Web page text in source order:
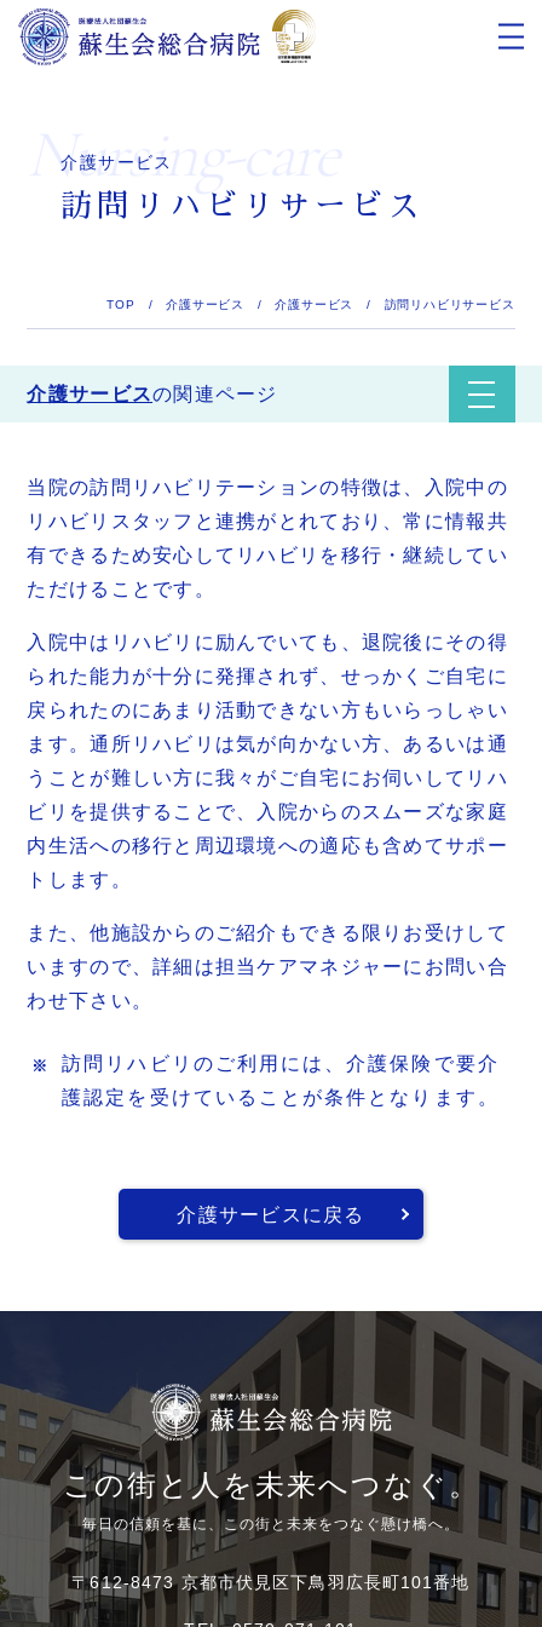
nursing-care
介護サービス
訪問リハビリサービス
TOP /介護サービス /介護サービス / 訪問リハビリサービス
介護サービスの関連ページ
当院の訪問リハビリテーションの特徴は、入院中の
リハビリスタッフと連携がとれており、常に情報共
有できるため安心してリハビリを移行・継続してい
ただけることです。
入院中はリハビリに励んでいても、退院後にその得
られた能力が十分に発揮されず、せっかくご自宅に
戻られたのにあまり活動できない方もいらっしゃい
ます。通所リハビリは気が向かない方、あるいは通
うことが難しい方に我々がご自宅にお伺いしてリハ
ビリを提供することで、入院からのスムーズな家庭
内生活への移行と周辺環境への適応も含めてサポー
トします。
また、他施設からのご紹介もできる限りお受けして
いますので、詳細は担当ケアマネジャーにお問い合
わせ下さい。
訪問リハビリのご利用には、介護保険で要介
護認定を受けていることが条件となります。
介護サービスに戻る
この街と人を未来へつなぐ。
毎日の信頼を基に、この街と未来をつなぐ懸け橋へ。
〒612-8473 京都市伏見区下鳥羽広長町101番地